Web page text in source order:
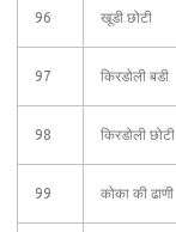
96 खूडी छोटी
97 किरडोली बडी
98 किरडोली छोटी
99 कोका की ढाणी